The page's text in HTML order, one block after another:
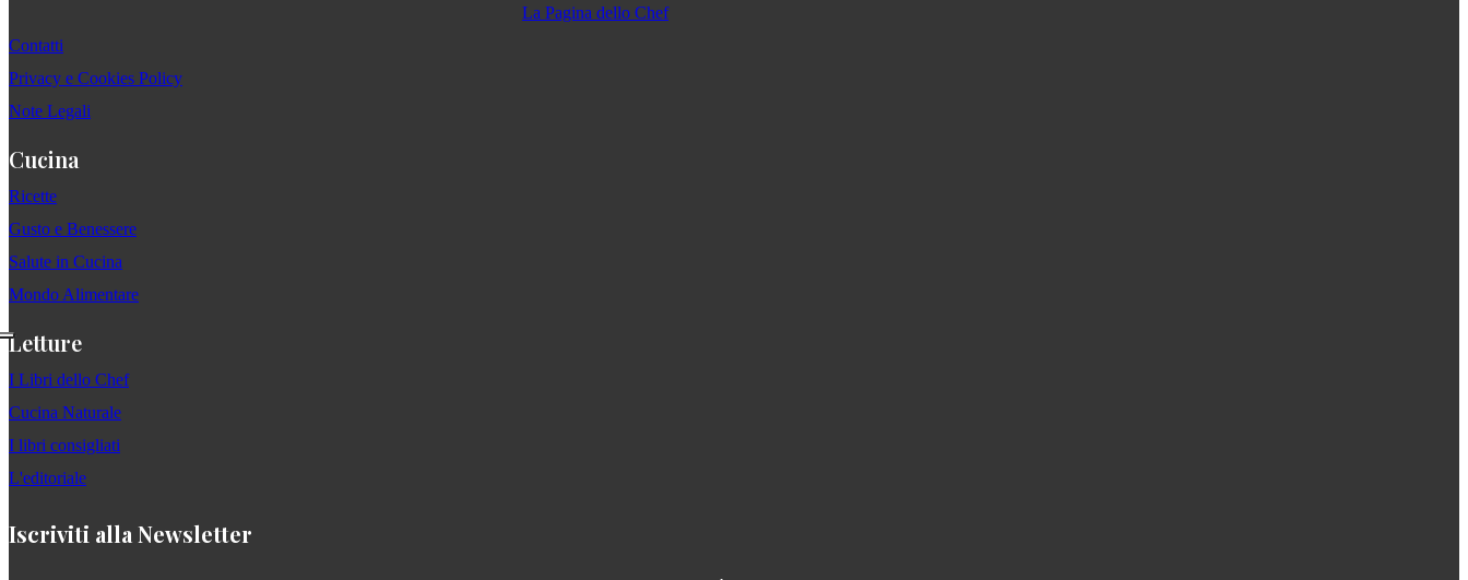
La Pagina dello Chef
Contatti
Privacy e Cookies Policy
Note Legali
Cucina
Ricette
Gusto e Benessere
Salute in Cucina
Mondo Alimentare
Letture
I Libri dello Chef
Cucina Naturale
I libri consigliati
L'editoriale
Iscriviti alla Newsletter